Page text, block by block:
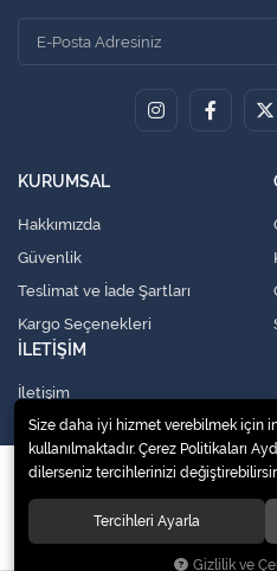
KURUMSAL
Hakkımızda
Güvenlik
Teslimat ve İade Şartları
Kargo Seçenekleri
İLETİŞİM
İletişim
© 2020Küresel Soğutma Sistemleri
Size daha iyi hizmet verebilmek için
kullanılmaktadır. Çerez Politikaları
dilerseniz tercihlerinizi
Tercihleri Ayarla
Gizlilik ve